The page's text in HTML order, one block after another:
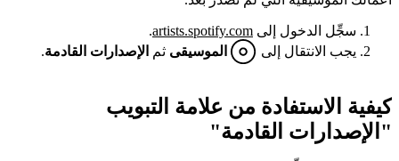
سجِّل الدخول إلى artists.spotify.com
.
يجب الانتقال إلى
الموسيقى ثم الإصدارات القادمة.
كيفية الاستفادة من علامة التبويب
"الإصدارات القادمة"